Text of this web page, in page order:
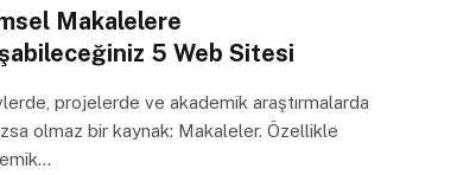
Makalelere
5 Web Sitesi
projelerde ve akademik araştırmalarda
olmaz bir kaynak: Makaleler. Özellikle